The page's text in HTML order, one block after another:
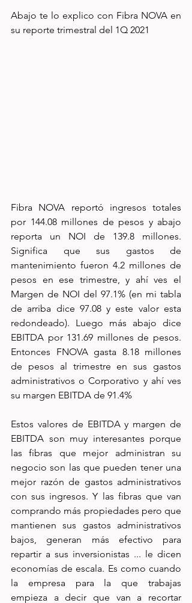
Abajo te lo explico con Fibra NOVA en
su reporte trimestral del 1Q 2021
Fibra NOVA reportó ingresos totales
por 144.08 millones de pesos y abajo
reporta un NOI de 139.8 millones.
Significa que sus gastos de
mantenimiento fueron 4.2 millones de
pesos en ese trimestre, y ahí ves el
Margen de NOI del 97.1% (en mi tabla
de arriba dice 97.08 y este valor esta
redondeado). Luego más abajo dice
EBITDA por 131.69 millones de pesos.
Entonces FNOVA gasta 8.18 millones
de pesos al trimestre en sus gastos
administrativos o Corporativo y ahí ves
su margen EBITDA de 91.4%
Estos valores de EBITDA y margen de
EBITDA son muy interesantes porque
las fibras que mejor administran su
negocio son las que pueden tener una
mejor razón de gastos administrativos
con sus ingresos. Y las fibras que van
comprando más propiedades pero que
mantienen sus gastos administrativos
bajos, generan más efectivo para
repartir a sus inversionistas ... le dicen
economías de escala. Es como cuando
la empresa para la que trabajas
empieza a decir que van a recortar